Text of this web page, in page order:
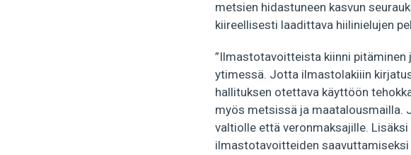
metsien hidastuneen kasvun
kiireellisesti laadittava hiilinielujen
”Ilmastotavoitteista kiinni pitäminen
ytimessä. Jotta ilmastolakiiin
hallituksen otettava käyttöön
myös metsissä ja maatalousmailla.
valtiolle että veronmaksajille.
ilmastotavoitteiden